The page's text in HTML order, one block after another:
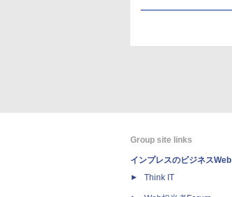
Group site links
インプレスのビジネスWeb
Think IT